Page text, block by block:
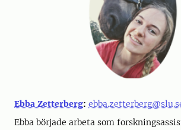
Ebba Zetterberg:
Ebba började arbeta som